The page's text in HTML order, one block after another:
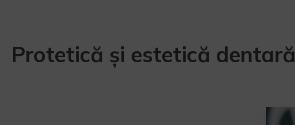
Protetică și estetică dentară